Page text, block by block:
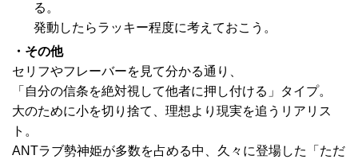
る。
発動したらラッキー程度に考えておこう。
・その他
セリフやフレーバーを見て分かる通り、
「自分の信条を絶対視して他者に押し付ける」タイプ。
大のために小を切り捨て、理想より現実を追うリアリス
ト。
ANTラブ勢神姫が多数を占める中、久々に登場した「ただ